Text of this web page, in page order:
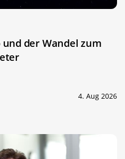
der Wandel zum
4. Aug 2026